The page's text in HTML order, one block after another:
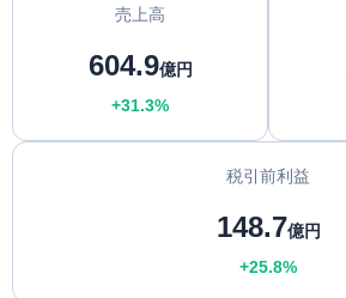
売上高
604.9億円
+31.3%
税引前利益
148.7億円
+25.8%